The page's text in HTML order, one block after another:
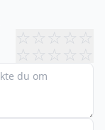
☆☆☆☆☆
☆ ☆ ☆ ☆ ☆